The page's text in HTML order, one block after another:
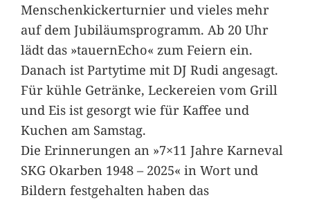
Menschenkickerturnier und vieles mehr
auf dem Jubiläumsprogramm. Ab 20 Uhr
lädt das »tauernEcho« zum Feiern ein.
Danach ist Partytime mit DJ Rudi angesagt.
Für kühle Getränke, Leckereien vom Grill
und Eis ist gesorgt wie für Kaffee und
Kuchen am Samstag.
Die Erinnerungen an »7×11 Jahre Karneval
SKG Okarben 1948 – 2025« in Wort und
Bildern festgehalten haben das